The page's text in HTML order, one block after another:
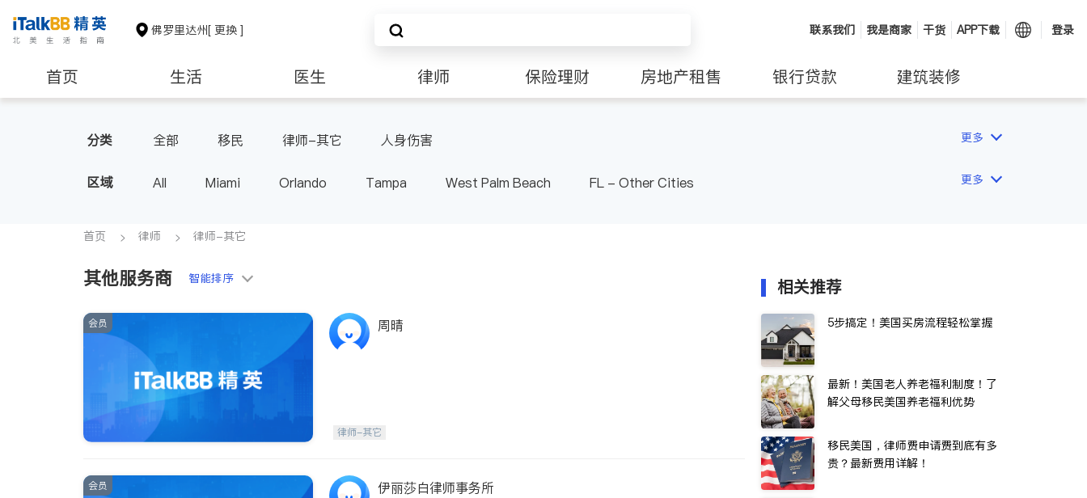
佛罗里达州[ 更换 ] 联系我们 我是商家 干货 APP下载 登录
首页 生活 医生 律师 保险理财 房地产租售 银行贷款 建筑装修
分类 全部 移民 律师-其它 人身伤害 更多
区域 All Miami Orlando Tampa West Palm Beach FL - Other Cities 更多
首页 律师 律师-其它
其他服务商 智能排序
会员 周晴
律师-其它
会员 伊丽莎白律师事务所
相关推荐
5步搞定！美国买房流程轻松掌握
最新！美国老人养老福利制度！了
解父母移民美国养老福利优势
移民美国，律师费申请费到底有多
贵？最新费用详解！